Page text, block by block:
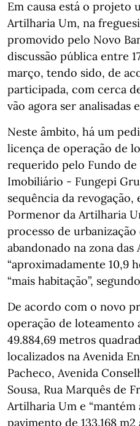
Em causa está o projeto
Artilharia Um, na
promovido pelo Novo
discussão pública entre
março, tendo sido, de
participada, com cerca
vão agora ser analisadas
Neste âmbito, há um
licença de operação de
requerido pelo Fundo
Imobiliário - Fungepi
sequência da revogação,
Pormenor da Artilharia
processo de
abandonado na zona das
“aproximadamente 10,9
“mais habitação”,
De acordo com o novo
operação de loteamento
49.884,69 metros
localizados na Avenida
Pacheco, Avenida
Sousa, Rua Marquês de
Artilharia Um e
pavimento de 133.168